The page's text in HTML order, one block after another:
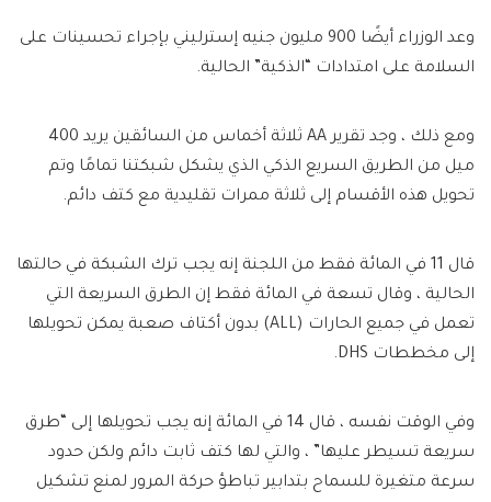
وعد الوزراء أيضًا 900 مليون جنيه إسترليني بإجراء تحسينات على
السلامة على امتدادات “الذكية” الحالية.
ومع ذلك ، وجد تقرير AA ثلاثة أخماس من السائقين يريد 400
ميل من الطريق السريع الذكي الذي يشكل شبكتنا تمامًا وتم
تحويل هذه الأقسام إلى ثلاثة ممرات تقليدية مع كتف دائم.
قال 11 في المائة فقط من اللجنة إنه يجب ترك الشبكة في حالتها
الحالية ، وقال تسعة في المائة فقط إن الطرق السريعة التي
تعمل في جميع الحارات (ALL) بدون أكتاف صعبة يمكن تحويلها
إلى مخططات DHS.
وفي الوقت نفسه ، قال 14 في المائة إنه يجب تحويلها إلى “طرق
سريعة تسيطر عليها” ، والتي لها كتف ثابت دائم ولكن حدود
سرعة متغيرة للسماح بتدابير تباطؤ حركة المرور لمنع تشكيل